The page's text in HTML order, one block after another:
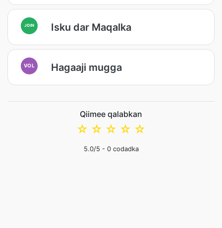
JOIN Isku dar Maqalka
VOL Hagaaji mugga
Qiimee qalabkan
☆
☆
☆
☆
☆
5.0/5 - 0codadka